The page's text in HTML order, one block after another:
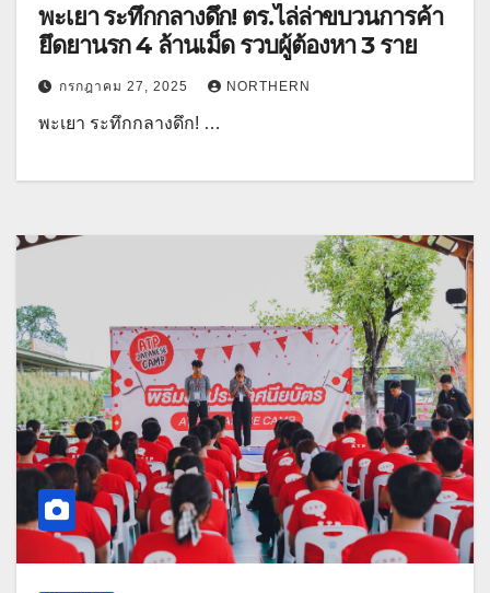
พะเยา ระทึกกลางดึก! ตร.ไล่ล่าขบวนการค้า
ยึดยานรก 4 ล้านเม็ด รวบผู้ต้องหา 3 ราย
กรกฎาคม 27, 2025 NORTHERN
พะเยา ระทึกกลางดึก! …